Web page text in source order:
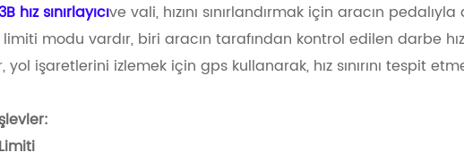
hız sınırlayıcıve vali, hızını sınırlandırmak için aracın
limiti modu vardır, biri aracın tarafından kontrol edilen darbe
yol işaretlerini izlemek için gps kullanarak, hız sınırını tespit